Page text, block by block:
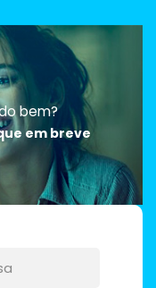
bem?
em breve